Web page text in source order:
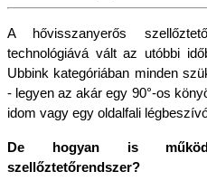
A hővisszanyerős
technológiává vált az utóbbi
Ubbink kategóriában minden
- legyen az akár egy 90°-os
idom vagy egy oldalfali
De hogyan is
szellőztetőrendszer?